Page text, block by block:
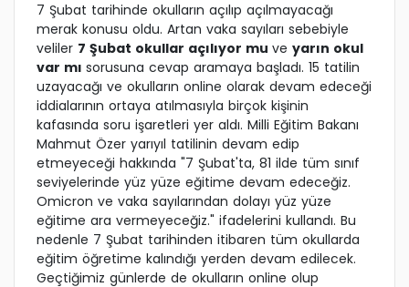
7 Şubat tarihinde okulların açılıp açılmayacağı
merak konusu oldu. Artan vaka sayıları sebebiyle
veliler 7 Şubat okullar açılıyor mu ve yarın okul
var mı sorusuna cevap aramaya başladı. 15 tatilin
uzayacağı ve okulların online olarak devam edeceği
iddialarının ortaya atılmasıyla birçok kişinin
kafasında soru işaretleri yer aldı. Milli Eğitim Bakanı
Mahmut Özer yarıyıl tatilinin devam edip
etmeyeceği hakkında "7 Şubat'ta, 81 ilde tüm sınıf
seviyelerinde yüz yüze eğitime devam edeceğiz.
Omicron ve vaka sayılarından dolayı yüz yüze
eğitime ara vermeyeceğiz." ifadelerini kullandı. Bu
nedenle 7 Şubat tarihinden itibaren tüm okullarda
eğitim öğretime kalındığı yerden devam edilecek.
Geçtiğimiz günlerde de okulların online olup